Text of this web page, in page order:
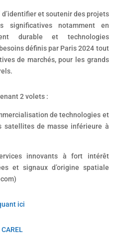
et soutenir des projets
significatives notamment en
durable et technologies
définis par Paris 2024 tout
de marchés, pour les grands
2 volets :
de technologies et
satellites de masse inférieure à
innovants à fort intérêt
et signaux d’origine spatiale
ici